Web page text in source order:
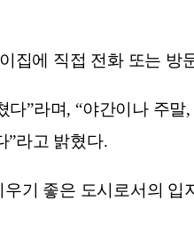
집에 직접 전화 또는 방
”라며, “야간이나 주
”라고 밝혔다.
기 좋은 도시로서의